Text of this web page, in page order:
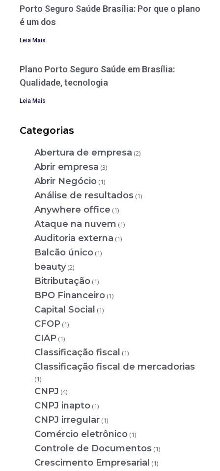
Porto Seguro Saúde Brasília: Por que o plano
é um dos
Leia Mais
Plano Porto Seguro Saúde em Brasília:
Qualidade, tecnologia
Leia Mais
Categorias
Abertura de empresa (2)
Abrir empresa (3)
Abrir Negócio (1)
Análise de resultados (1)
Anywhere office (1)
Ataque na nuvem (1)
Auditoria externa (1)
Balcão único (1)
beauty (2)
Bitributação (1)
BPO Financeiro (1)
Capital Social (1)
CFOP (1)
CIAP (1)
Classificação fiscal (1)
Classificação fiscal de mercadorias
(1)
CNPJ (4)
CNPJ inapto (1)
CNPJ irregular (1)
Comércio eletrônico (1)
Controle de Documentos (1)
Crescimento Empresarial (1)